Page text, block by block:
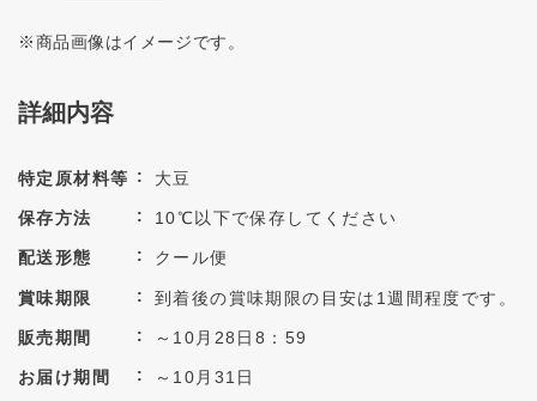
※商品画像はイメージです。
詳細内容
特定原材料等 大豆
保存方法 10℃以下で保存してください
配送形態 クール便
賞味期限 到着後の賞味期限の目安は1週間程度です。
販売期間 ～10月28日8：59
お届け期間 ～10月31日